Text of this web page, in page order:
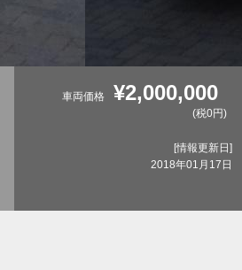
車両価格 ¥2,000,000
(税0円)
[情報更新日]
2018年01月17日